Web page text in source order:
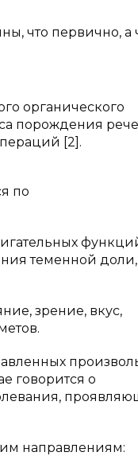
что первично, а
органического
порождения
[2].
по
теменной доли,
зрение, вкус,
говорится о
направлениям: